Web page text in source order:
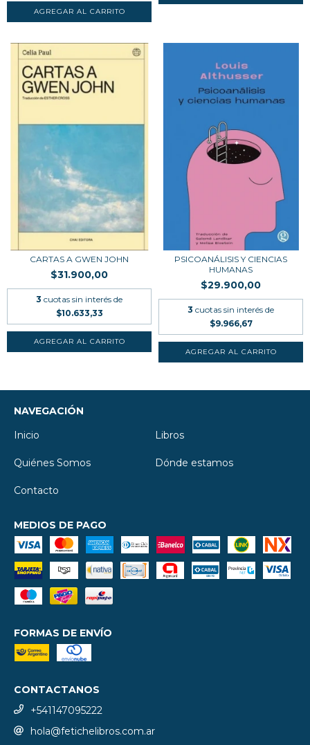
CARTAS A GWEN JOHN
$31.900,00
3 cuotas sin interés de
$10.633,33
PSICOANÁLISIS Y CIENCIAS
HUMANAS
$29.900,00
3 cuotas sin interés de
$9.966,67
NAVEGACIÓN
Inicio
Libros
Quiénes Somos Dónde estamos
Contacto
MEDIOS DE PAGO
FORMAS DE ENVÍO
CONTACTANOS
+541147095222
hola@fetichelibros.com.ar